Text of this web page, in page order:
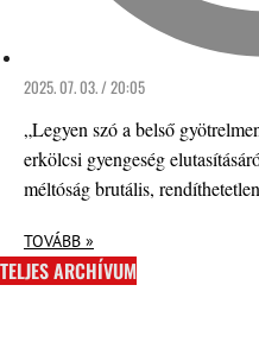
2025. 07. 03. / 20:05
„Legyen szó a belső
erkölcsi gyengeség
méltóság brutális,
TOVÁBB »
TELJES ARCHÍVUM